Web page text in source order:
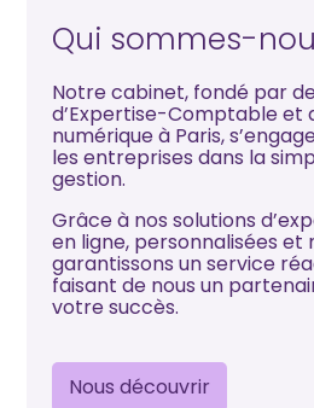
Qui sommes-
Notre cabinet, fondé par
d’Expertise-Comptable et
numérique à Paris,
les entreprises dans la
gestion.
Grâce à nos solutions
en ligne, personnalisées et
garantissons un service
faisant de nous un
votre succès.
Nous découvrir